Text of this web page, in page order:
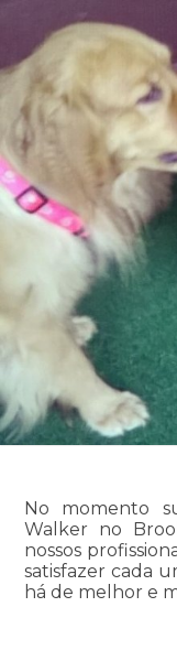
No momento
Walker no
nossos
satisfazer cada
há de melhor e